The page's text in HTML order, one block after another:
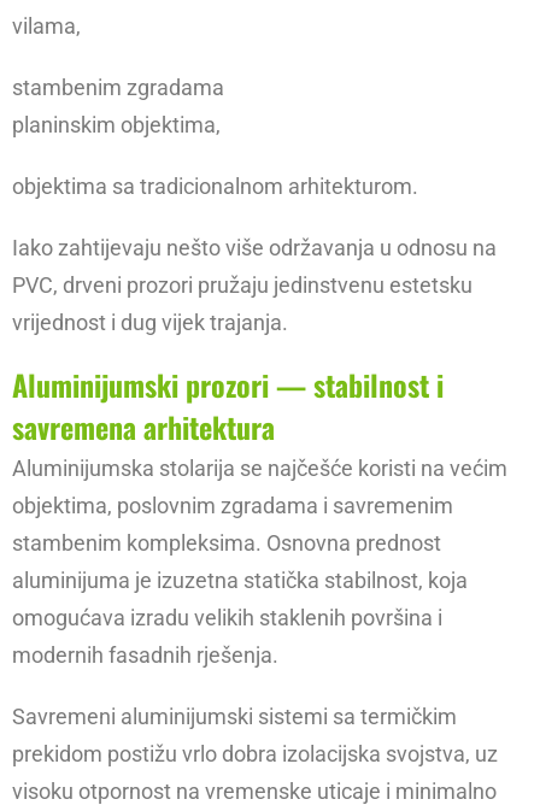
vilama,
stambenim zgradama
planinskim objektima,
objektima sa tradicionalnom arhitekturom.
Iako zahtijevaju nešto više održavanja u odnosu na
PVC, drveni prozori pružaju jedinstvenu estetsku
vrijednost i dug vijek trajanja.
Aluminijumski prozori — stabilnost i
savremena arhitektura
Aluminijumska stolarija se najčešće koristi na većim
objektima, poslovnim zgradama i savremenim
stambenim kompleksima. Osnovna prednost
aluminijuma je izuzetna statička stabilnost, koja
omogućava izradu velikih staklenih površina i
modernih fasadnih rješenja.
Savremeni aluminijumski sistemi sa termičkim
prekidom postižu vrlo dobra izolacijska svojstva, uz
visoku otpornost na vremenske uticaje i minimalno